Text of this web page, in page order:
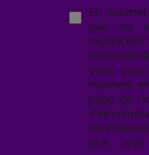
En
que les
demande
Vous
moment
page de
site web